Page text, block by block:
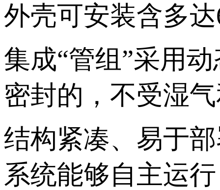
外壳可安装含多
集成“管组”采用
密封的，不受湿
结构紧凑、易于
系统能够自主运